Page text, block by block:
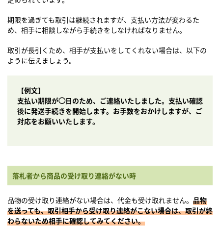
期限を過ぎても取引は継続されますが、支払い方法が変わるた
め、相手に相談しながら手続きをしなければなりません。
取引が長引くため、相手が支払いをしてくれない場合は、以下の
ように伝えましょう。
【例文】
支払い期限が◯日のため、ご連絡いたしました。支払い確認
後に発送手続きを開始します。お手数をおかけしますが、ご
対応をお願いいたします。
落札者から商品の受け取り連絡がない時
品物の受け取り連絡がない場合は、代金も受け取れません。 品物
を送っても、取引相手から受け取り連絡がこない場合は、取引が終
わらないため相手に確認してみてください。